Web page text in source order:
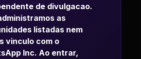
de divulgacao.
as
listadas nem
vinculo com o
Inc. Ao entrar,